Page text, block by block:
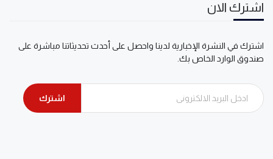
اشترك الان
اشترك في النشرة الإخبارية لدينا واحصل على أحدث تحديثاتنا مباشرة على
صندوق الوارد الخاص بك.
اشترك